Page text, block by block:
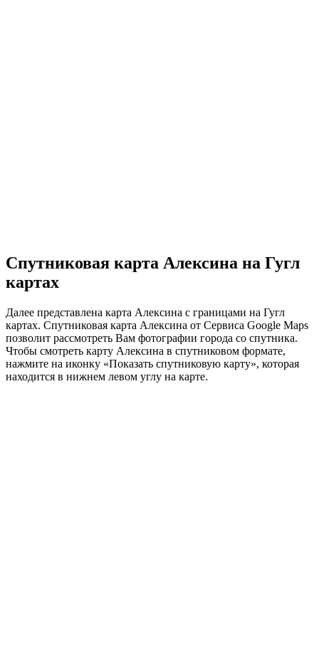
Спутниковая карта Алексина на Гугл
картах
Далее представлена карта Алексина с границами на Гугл
картах. Спутниковая карта Алексина от Сервиса Google Maps
позволит рассмотреть Вам фотографии города со спутника.
Чтобы смотреть карту Алексина в спутниковом формате,
нажмите на иконку «Показать спутниковую карту», которая
находится в нижнем левом углу на карте.